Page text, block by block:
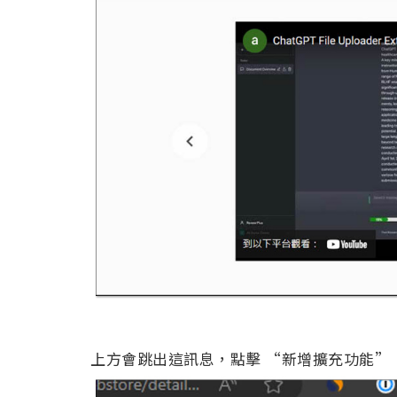
上方會跳出這訊息，點擊 “新增擴充功能”